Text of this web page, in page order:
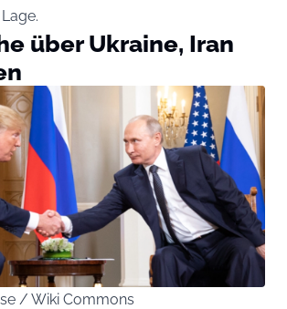
über Ukraine, Iran
/ Wiki Commons